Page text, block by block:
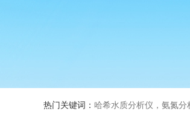
热门关键词： 哈希水质分析仪，氨氮